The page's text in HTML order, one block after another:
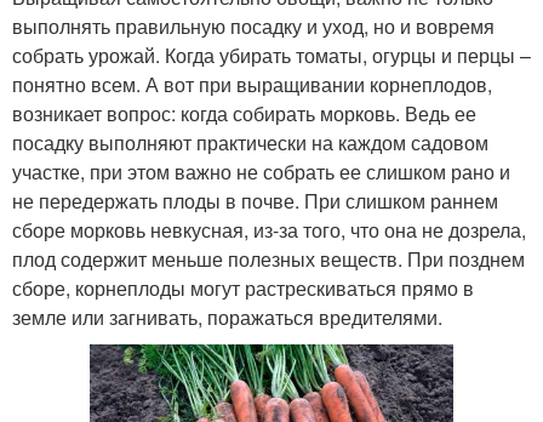
выполнять правильную посадку и уход, но и вовремя
собрать урожай. Когда убирать томаты, огурцы и перцы –
понятно всем. А вот при выращивании корнеплодов,
возникает вопрос: когда собирать морковь. Ведь ее
посадку выполняют практически на каждом садовом
участке, при этом важно не собрать ее слишком рано и
не передержать плоды в почве. При слишком раннем
сборе морковь невкусная, из-за того, что она не дозрела,
плод содержит меньше полезных веществ. При позднем
сборе, корнеплоды могут растрескиваться прямо в
земле или загнивать, поражаться вредителями.